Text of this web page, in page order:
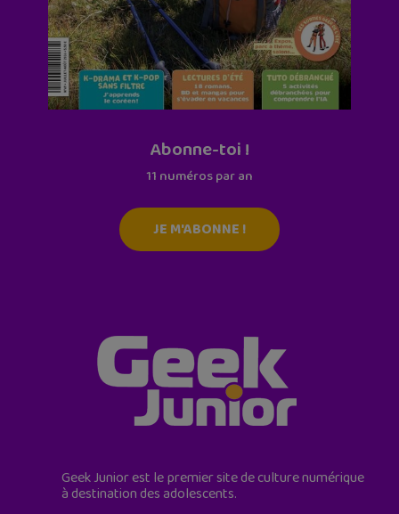
Abonne-toi !
11 numéros par an
JE M'ABONNE !
Geek Junior est le premier site de culture numérique
à destination des adolescents.